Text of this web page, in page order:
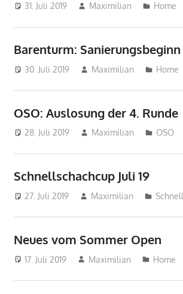
31. Juli 2019 Maximilian Home
Barenturm:
30. Juli 2019 Maximilian Home
OSO: Auslosung der 4. Runde
28. Juli 2019 Maximilian OSO
Schnellschachcup Juli 19
27. Juli 2019 Maximilian
Neues vom Sommer Open
17. Juli 2019 Maximilian Home